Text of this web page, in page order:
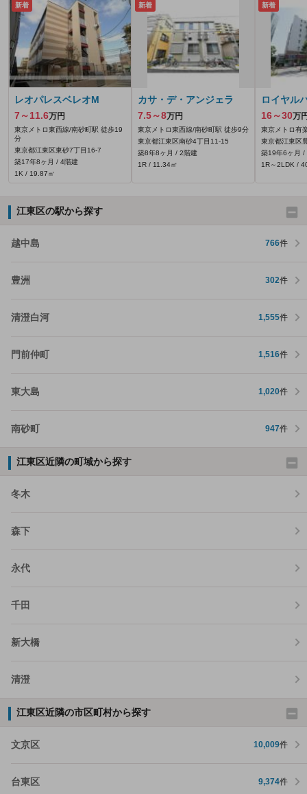
新着
レオパレスベレオM
7～11.6万円
東京メトロ東西線/南砂町駅 徒歩19
分
東京都江東区東砂7丁目16-7
築17年8ヶ月 / 4階建
1K / 19.87㎡
新着
カサ・デ・アンジェラ
7.5～8万円
東京メトロ東西線/南砂町駅 徒歩9分
東京都江東区南砂4丁目11-15
築8年8ヶ月 / 2階建
1R / 11.34㎡
新着
ロイヤル
16～30万
東京メトロ有
東京都江東区
築19年6ヶ月 /
1R～2LDK /
江東区の駅から探す
越中島 766件
豊洲 302件
清澄白河 1,555件
門前仲町 1,516件
東大島 1,020件
南砂町 947件
江東区近隣の町域から探す
冬木
森下
永代
千田
新大橋
清澄
江東区近隣の市区町村から探す
文京区 10,009件
台東区 9,374件